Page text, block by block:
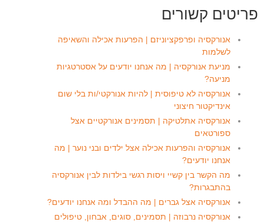
פריטים קשורים
אנורקסיה ופרפקציוניזם | הפרעות אכילה והשאיפה
לשלמות
מניעת אנורקסיה | מה אנחנו יודעים על אסטרטגיות
מניעה?
אנורקסיה לא טיפוסית | להיות אנורקטי/ות בלי שום
אינדיקטור חיצוני
אנורקסיה אתלטיקה | תסמינים אנורקטיים אצל
ספורטאים
אנורקסיה והפרעות אכילה אצל ילדים ובני נוער | מה
אנחנו יודעים?
מה הקשר בין קשיי ויסות רגשי בילדות לבין אנורקסיה
בהתבגרות?
אנורקסיה אצל גברים | מה ההבדל ומה אנחנו יודעים?
אנורקסיה נרבוזה | תסמינים, סוגים, אבחון, טיפולים